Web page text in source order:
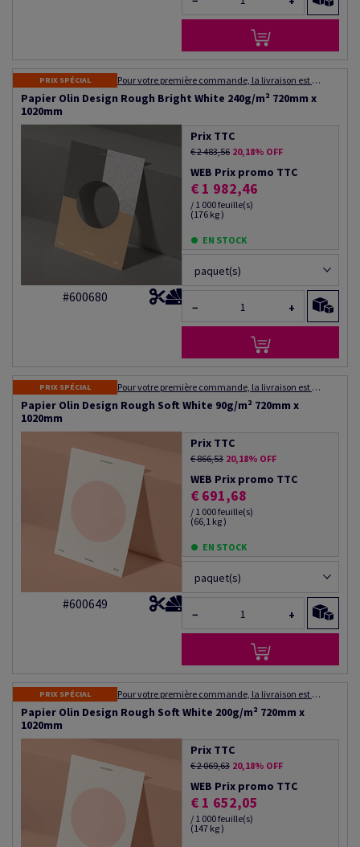
PRIX SPÉCIAL Pour votre première commande, la livraison est gratuite ! Expédition dans les 48 à 72 heures
Papier Olin Design Rough Bright White 240g/m² 720mm x
1020mm
#600680
Prix TTC
€ 2 483,56 20,18% OFF
WEB Prix promo TTC
€ 1 982,46
/ 1 000 feuille(s)
(176 kg )
EN STOCK
paquet(s)
− +
PRIX SPÉCIAL Pour votre première commande, la livraison est gratuite ! Expédition dans les 48 à 72 heures
Papier Olin Design Rough Soft White 90g/m² 720mm x
1020mm
#600649
Prix TTC
€ 866,53 20,18% OFF
WEB Prix promo TTC
€ 691,68
/ 1 000 feuille(s)
(66,1 kg )
EN STOCK
paquet(s)
− +
PRIX SPÉCIAL Pour votre première commande, la livraison est gratuite ! Expédition dans les 48 à 72 heures
Papier Olin Design Rough Soft White 200g/m² 720mm x
1020mm
Prix TTC
€ 2 069,63 20,18% OFF
WEB Prix promo TTC
€ 1 652,05
/ 1 000 feuille(s)
(147 kg )